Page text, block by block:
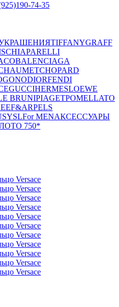
74-35
TIFFANYGRAFF
SCHIAPARELLI
BALENCIAGA
CHOPARD
DIORFENDI
GUCCIHERMESLOEWE
BRUNIPIAGETPOMELLATO
YSLFor MENАКСЕССУАРЫ
750*